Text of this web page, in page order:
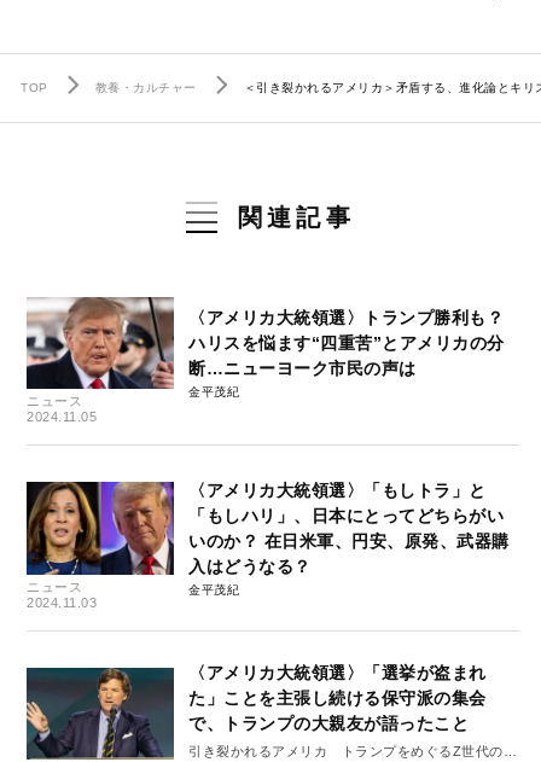
TOP 教養・カルチャー ＜引き裂かれるアメリカ＞矛盾する、進化論とキ
関連記事
ニュース
2024.11.05
〈アメリカ大統領選〉トランプ勝利も？
ハリスを悩ます“四重苦”とアメリカの分
断…ニューヨーク市民の声は
金平茂紀
ニュース
2024.11.03
〈アメリカ大統領選〉「もしトラ」と
「もしハリ」、日本にとってどちらがい
いのか？ 在日米軍、円安、原発、武器購
入はどうなる？
金平茂紀
〈アメリカ大統領選〉「選挙が盗まれ
た」ことを主張し続ける保守派の集会
で、トランプの大親友が語ったこと
引き裂かれるアメリカ トランプをめぐるZ世代の闘